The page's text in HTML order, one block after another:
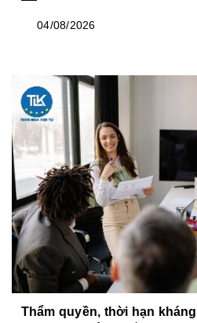
04/08/2026
Thẩm quyền, thời hạn